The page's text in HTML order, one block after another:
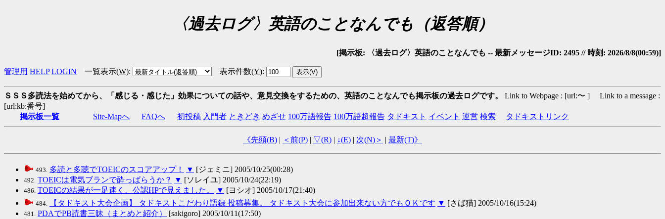
〈過去ログ〉英語のことなんでも（返答順）
[掲示板: 〈過去ログ〉英語のことなんでも -- 最新メッセージID: 2495 // 時刻: 2026/8/8(00:59)]
管理用 HELP LOGIN 一覧表示(W): 表示件数(Y):
ＳＳＳ多読法を始めてから、「感じる・感じた」効果についての話や、意見交換をするための、英語のことなんでも掲示板の過去ログです。
Link to Webpage : [url:〜 ] Link to a message :
[url:kb:番号]
掲示板一覧
Site-Mapへ FAQへ 初投稿 入門者 ときどき めざせ 100万語報告 100万語超報告 タドキスト イベント 運営 検索 タドキストリンク
《先頭(B) | ＜前(P) | ▽(R) | ↓(E) | 次(N)＞ | 最新(T)》
493. 多読と多聴でTOEICのスコアアップ！ ▼ [ジェミニ] 2005/10/25(00:28)
492. TOEICは電気ブランで酔っぱらうか？ ▼ [ソレイユ] 2005/10/24(22:19)
486. TOEICの結果が一足速く、公認HPで見えました。 ▼ [ヨシオ] 2005/10/17(21:40)
484. 【タドキスト大会企画】 タドキストこだわり語録 投稿募集。 タドキスト大会に参加出来ない方でもＯＫです ▼ [さば猫] 2005/10/16(15:24)
481. PDAでPB読書三昧（まとめと紹介） [sakigoro] 2005/10/11(17:50)